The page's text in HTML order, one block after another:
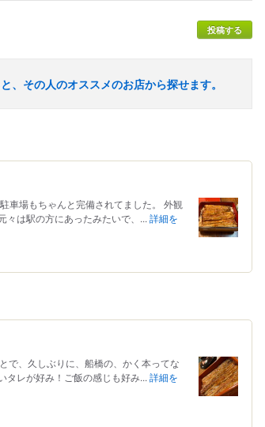
投稿する
、その人のオススメのお店から探せます。
車場もちゃんと完備されてました。 外観
々は駅の方にあったみたいで、... 詳細を
で、久しぶりに、船橋の、かく本ってな
タレが好み！ご飯の感じも好み... 詳細を